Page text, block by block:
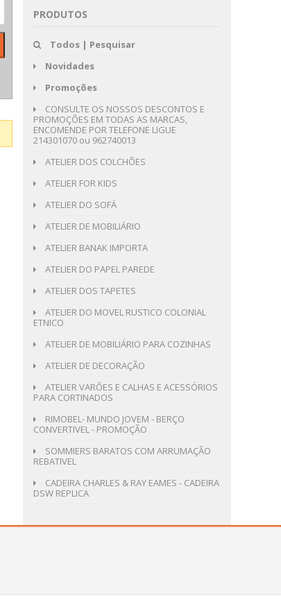
PRODUTOS
Todos | Pesquisar
Novidades
Promoções
CONSULTE OS NOSSOS DESCONTOS E
PROMOÇÕES EM TODAS AS MARCAS,
ENCOMENDE POR TELEFONE LIGUE
214301070 ou 962740013
ATELIER DOS COLCHÕES
ATELIER FOR KIDS
ATELIER DO SOFÁ
ATELIER DE MOBILIÁRIO
ATELIER BANAK IMPORTA
ATELIER DO PAPEL PAREDE
ATELIER DOS TAPETES
ATELIER DO MOVEL RUSTICO COLONIAL
ETNICO
ATELIER DE MOBILIÁRIO PARA COZINHAS
ATELIER DE DECORAÇÃO
ATELIER VARÕES E CALHAS E ACESSÓRIOS
PARA CORTINADOS
RIMOBEL- MUNDO JOVEM - BERÇO
CONVERTIVEL - PROMOÇÃO
SOMMIERS BARATOS COM ARRUMAÇÃO
REBATIVEL
CADEIRA CHARLES & RAY EAMES - CADEIRA
DSW REPLICA